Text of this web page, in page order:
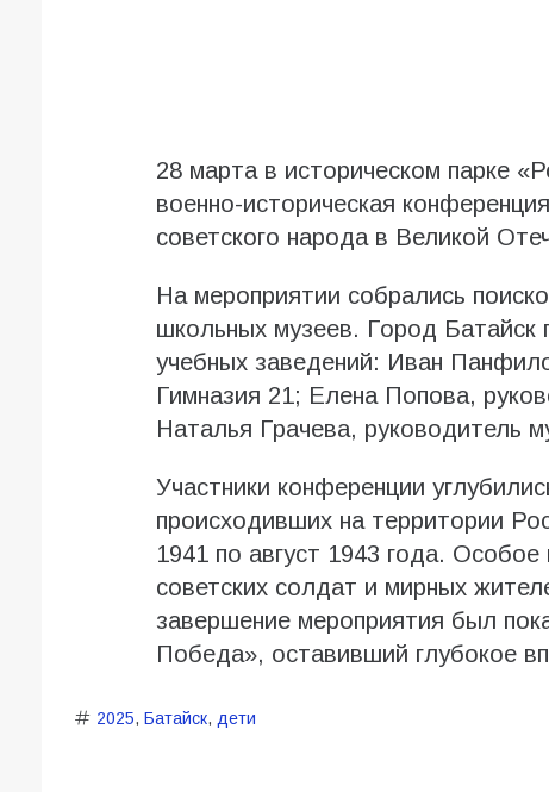
28 марта в историческом парке
военно-историческая
советского народа в Великой
На мероприятии собрались
школьных музеев. Город Батайск
учебных заведений: Иван
Гимназия 21; Елена Попова,
Наталья Грачева,
Участники конференции
происходивших на территории
1941 по август 1943 года.
советских солдат и мирных
завершение мероприятия был
Победа», оставивший глубокое
2025, Батайск, дети